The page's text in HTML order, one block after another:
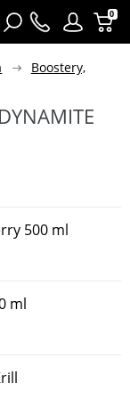
0
Boostery,
500 ml
ml